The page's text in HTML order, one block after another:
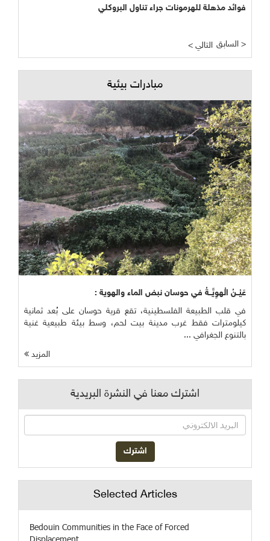
فوائد مذهلة للهرمونات جراء تناول البروكلي
< التالي السابق >
مبادرات بيئية
عَيْــنُ الْهوِيَّــةُ في حوسان نبض الماء والهوية :
في قلب الطبيعة الفلسطينية، تقع قرية حوسان على بُعد ثمانية
كيلومترات فقط غرب مدينة بيت لحم، وسط بيئة طبيعية غنية
بالتنوع الجغرافي ...
المزيد
اشترك معنا في النشرة البريدية
Selected Articles
Bedouin Communities in the Face of Forced
Displacement